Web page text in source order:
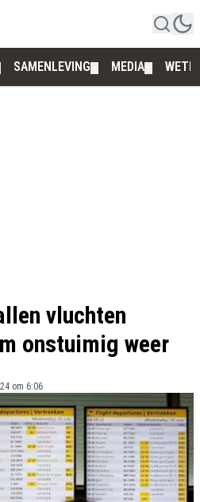
SAMENLEVING MEDIA
vluchten
onstuimig weer
om 6:06